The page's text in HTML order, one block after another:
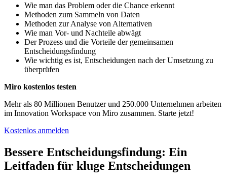
Wie man das Problem oder die Chance erkennt
Methoden zum Sammeln von Daten
Methoden zur Analyse von Alternativen
Wie man Vor- und Nachteile abwägt
Der Prozess und die Vorteile der gemeinsamen
Entscheidungsfindung
Wie wichtig es ist, Entscheidungen nach der Umsetzung zu
überprüfen
Miro kostenlos testen
Mehr als 80 Millionen Benutzer und 250.000 Unternehmen arbeiten
im Innovation Workspace von Miro zusammen. Starte jetzt!
Kostenlos anmelden
Bessere Entscheidungsfindung: Ein
Leitfaden für kluge Entscheidungen